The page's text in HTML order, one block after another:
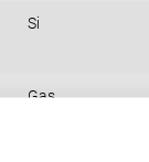
Si
Gas